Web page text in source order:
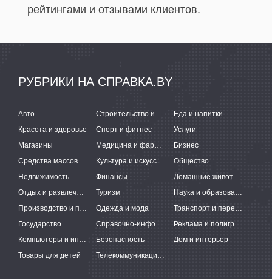
рейтингами и отзывами клиентов.
РУБРИКИ НА СПРАВКА.BY
Авто Строительство и ремонт
Еда и напитки
Красота и здоровье
Спорт и фитнес
Услуги
Магазины
Медицина и фармацевтика
Бизнес
Средства массовой информации
Культура и искусство
Общество
Недвижимость
Финансы
Домашние животные
Отдых и развлечения
Туризм
Наука и образование
Производство и поставки
Одежда и мода
Транспорт и перевозки
Государство
Справочно-информационные системы
Реклама и полиграфия
Компьютеры и интернет
Безопасность
Дом и интерьер
Товары для детей
Телекоммуникации и связь